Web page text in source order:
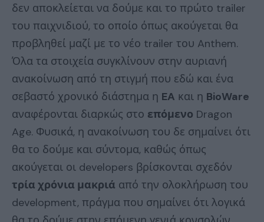
δεν αποκλείεται να δούμε και το πρώτο trailer
του παιχνιδιού, το οποίο όπως ακούγεται θα
προβληθεί μαζί με το νέο trailer του Anthem.
Όλα τα στοιχεία συγκλίνουν στην αυριανή
ανακοίνωση από τη στιγμή που εδώ και ένα
σεβαστό χρονικό διάστημα η EA και η BioWare
αναφέρονται διαρκώς στο επόμενο Dragon
Age. Φυσικά, η ανακοίνωση του δε σημαίνει ότι
θα το δούμε και σύντομα, καθώς όπως
ακούγεται οι developers βρίσκονται σχεδόν
τρία χρόνια μακριά από την ολοκλήρωση του
development, πράγμα που σημαίνει ότι λογικά